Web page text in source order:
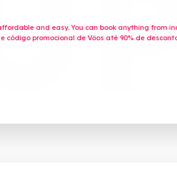
and easy. You can book anything
código promocional de Vôos até 90% de